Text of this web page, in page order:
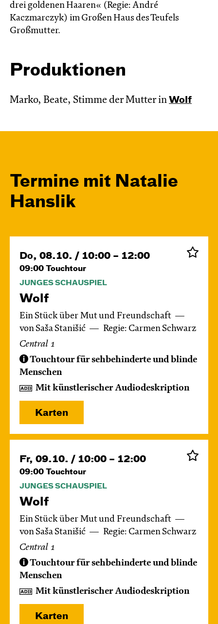
drei goldenen Haaren« (Regie: André
Kaczmarczyk) im Großen Haus des Teufels
Großmutter.
Produktionen
Marko, Beate, Stimme der Mutter in Wolf
Termine mit Natalie
Hanslik
Do, 08.10. / 10:00 – 12:00
09:00 Touchtour
JUNGES SCHAUSPIEL
Wolf
Ein Stück über Mut und Freundschaft
von Saša Stanišić
Regie: Carmen Schwarz
Central 1
Touchtour für sehbehinderte und blinde
Menschen
Mit künstlerischer Audiodeskription
Karten
Fr, 09.10. / 10:00 – 12:00
09:00 Touchtour
JUNGES SCHAUSPIEL
Wolf
Ein Stück über Mut und Freundschaft
von Saša Stanišić
Regie: Carmen Schwarz
Central 1
Touchtour für sehbehinderte und blinde
Menschen
Mit künstlerischer Audiodeskription
Karten